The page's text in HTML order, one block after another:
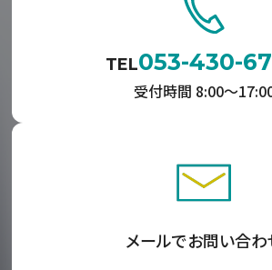
TEL053-430-
受付時間 8:00〜
メールでお問い合わ